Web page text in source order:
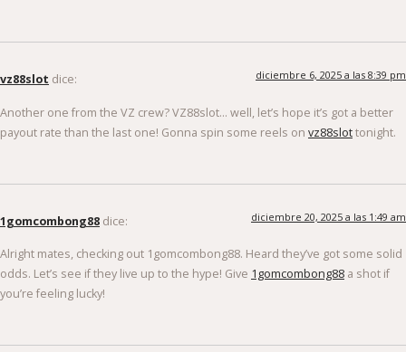
vz88slot dice: diciembre 6, 2025 a las 8:39 pm
Another one from the VZ crew? VZ88slot… well, let’s hope it’s got a better
payout rate than the last one! Gonna spin some reels on vz88slottonight.
1gomcombong88 dice: diciembre 20, 2025 a las 1:49 am
Alright mates, checking out 1gomcombong88. Heard they’ve got some solid
odds. Let’s see if they live up to the hype! Give 1gomcombong88 a shot if
you’re feeling lucky!